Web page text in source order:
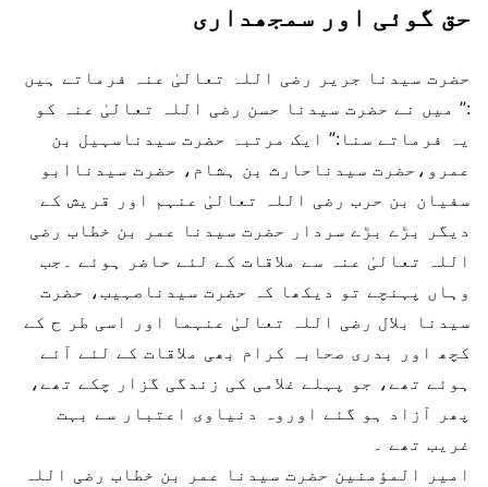
حق گوئی اور سمجھداری
حضرت سیدنا جریر رضی اللہ تعالیٰ عنہ فرماتے ہیں
:” میں نے حضرت سیدنا حسن رضی اللہ تعالیٰ عنہ کو
یہ فرماتے سنا:” ایک مرتبہ حضرت سیدناسہیل بن
عمرو،حضرت سیدناحارث بن ہشام، حضرت سیدناابو
سفیان بن حرب رضی اللہ تعالیٰ عنہم اور قریش کے
دیگر بڑے بڑے سردار حضرت سیدنا عمر بن خطاب رضی
اللہ تعالیٰ عنہ سے ملاقات کے لئے حاضر ہوئے ۔جب
وہاں پہنچے تو دیکھا کہ حضرت سیدناصہیب، حضرت
سیدنا بلال رضی اللہ تعالیٰ عنہما اور اسی طر ح کے
کچھ اور بدری صحابہ کرام بھی ملاقات کے لئے آئے
ہوئے تھے، جو پہلے غلامی کی زندگی گزار چکے تھے،
پھر آزاد ہو گئے اوروہ دنیاوی اعتبار سے بہت
غریب تھے ۔
امیر المؤمنین حضرت سیدنا عمر بن خطاب رضی اللہ